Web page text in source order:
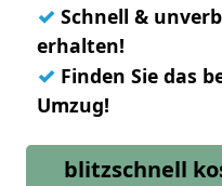
✓ Schnell &
erhalten!
✓ Finden Sie das
Umzug!
blitzschnell